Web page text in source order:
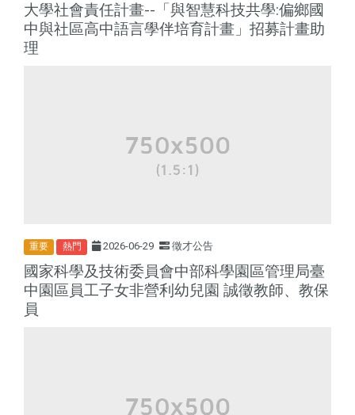
大學社會責任計畫--「與智慧科技共學:偏鄉國
中與社區高中語言學伴培育計畫」招募計畫助
理
重要 熱門 2026-06-29 徵才公告
國家科學及技術委員會中部科學園區管理局臺
中園區員工子女非營利幼兒園 誠徵教師、教保
員